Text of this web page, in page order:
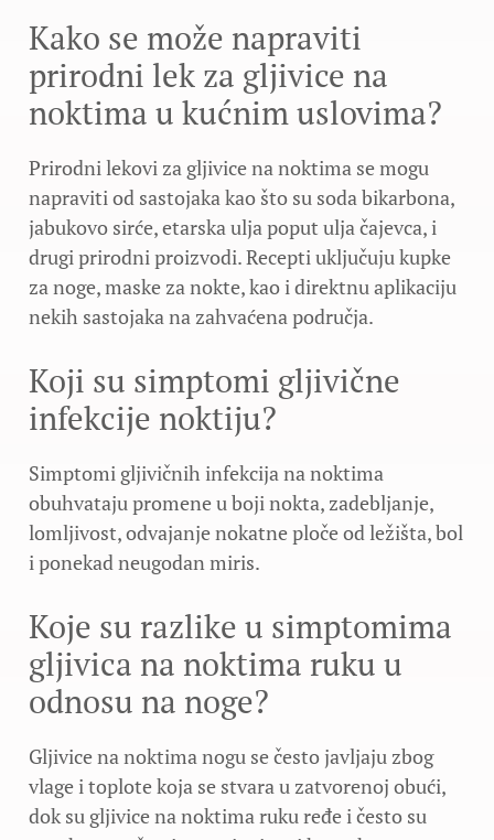
Kako se može napraviti
prirodni lek za gljivice na
noktima u kućnim uslovima?
Prirodni lekovi za gljivice na noktima se mogu
napraviti od sastojaka kao što su soda bikarbona,
jabukovo sirće, etarska ulja poput ulja čajevca, i
drugi prirodni proizvodi. Recepti uključuju kupke
za noge, maske za nokte, kao i direktnu aplikaciju
nekih sastojaka na zahvaćena područja.
Koji su simptomi gljivične
infekcije noktiju?
Simptomi gljivičnih infekcija na noktima
obuhvataju promene u boji nokta, zadebljanje,
lomljivost, odvajanje nokatne ploče od ležišta, bol
i ponekad neugodan miris.
Koje su razlike u simptomima
gljivica na noktima ruku u
odnosu na noge?
Gljivice na noktima nogu se često javljaju zbog
vlage i toplote koja se stvara u zatvorenoj obući,
dok su gljivice na noktima ruku ređe i često su